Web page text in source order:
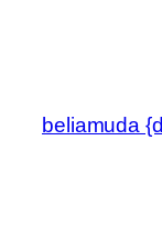
beliamuda